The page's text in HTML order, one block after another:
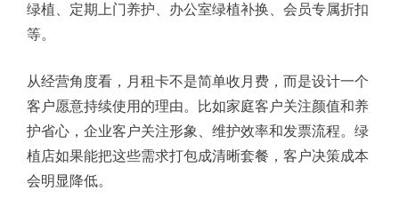
绿植、定期上门养护、办公室绿植补换、会员专属折扣
等。
从经营角度看，月租卡不是简单收月费，而是设计一个
客户愿意持续使用的理由。比如家庭客户关注颜值和养
护省心，企业客户关注形象、维护效率和发票流程。绿
植店如果能把这些需求打包成清晰套餐，客户决策成本
会明显降低。